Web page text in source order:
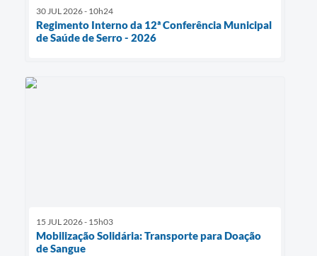
30 JUL 2026 - 10h24
Regimento Interno da 12ª Conferência Municipal
de Saúde de Serro - 2026
15 JUL 2026 - 15h03
Mobilização Solidária: Transporte para Doação
de Sangue